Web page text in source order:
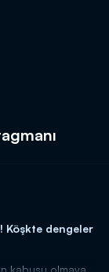
Köşkte dengeler
kabusu olmaya